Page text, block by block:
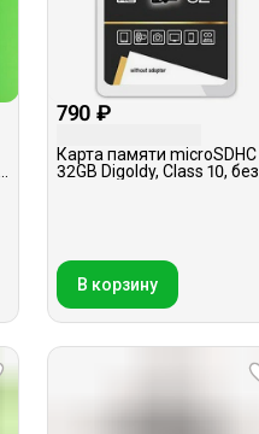
790 ₽
Карта памяти microSDHC
32GB Digoldy, Class 10, без
В корзину